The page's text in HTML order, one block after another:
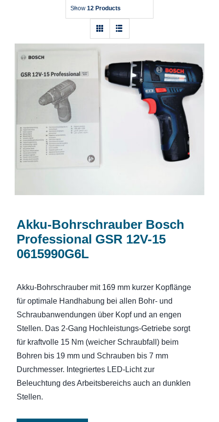
Show 12 Products
Akku-Bohrschrauber Bosch Professional
GSR 12V-15 0615990G6L
Akku-Bohrschrauber Bosch
Professional GSR 12V-15
0615990G6L
Akku-Bohrschrauber mit 169 mm kurzer Kopflänge
für optimale Handhabung bei allen Bohr- und
Schraubanwendungen über Kopf und an engen
Stellen. Das 2-Gang Hochleistungs-Getriebe sorgt
für kraftvolle 15 Nm (weicher Schraubfall) beim
Bohren bis 19 mm und Schrauben bis 7 mm
Durchmesser. Integriertes LED-Licht zur
Beleuchtung des Arbeitsbereichs auch an dunklen
Stellen.